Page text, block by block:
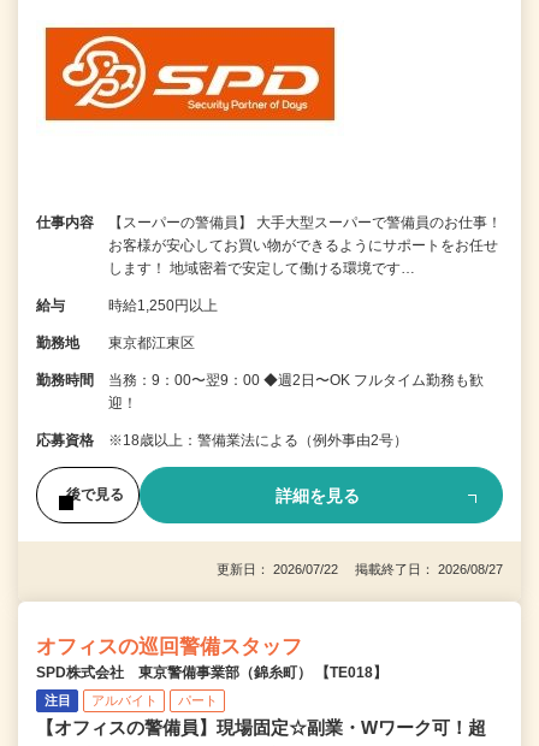
仕事内容
【スーパーの警備員】 大手大型スーパーで警備員のお仕事！
お客様が安心してお買い物ができるようにサポートをお任せ
します！ 地域密着で安定して働ける環境です…
給与 時給1,250円以上
勤務地 東京都江東区
勤務時間
当務：9：00〜翌9：00 ◆週2日〜OK フルタイム勤務も歓
迎！
応募資格 ※18歳以上：警備業法による（例外事由2号）
後で見る 詳細を見る
更新日： 2026/07/22 掲載終了日： 2026/08/27
オフィスの巡回警備スタッフ
SPD株式会社 東京警備事業部（錦糸町） 【TE018】
注目 アルバイト パート
【オフィスの警備員】現場固定☆副業・Wワーク可！超